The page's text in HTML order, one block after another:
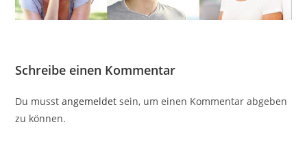
Schreibe einen Kommentar
Du musstangemeldet sein, um einen Kommentar abgeben
zu können.